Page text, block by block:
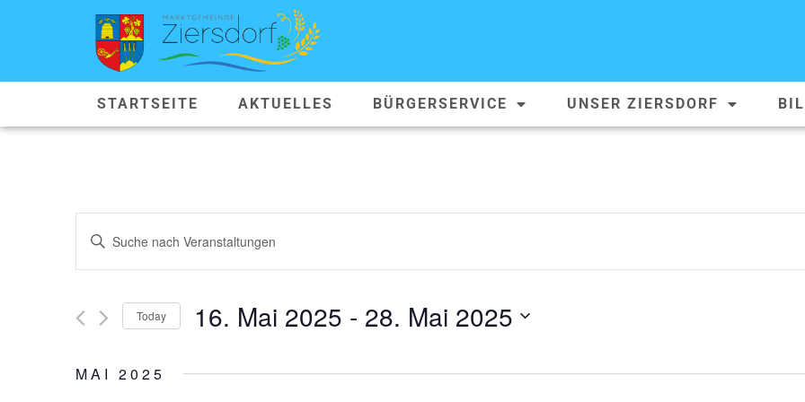
STARTSEITE AKTUELLES BÜRGERSERVICE UNSER ZIERSDORF
VERANSTALTUNGEN
SUCHE
UND
ANSICHTEN,
NAVIGATION
Geben
Sie
Schlüsselwort.
Veranstaltungen
Schlüsselwort.
Today 16. Mai 2025 - 28. Mai 2025
MAI 2025